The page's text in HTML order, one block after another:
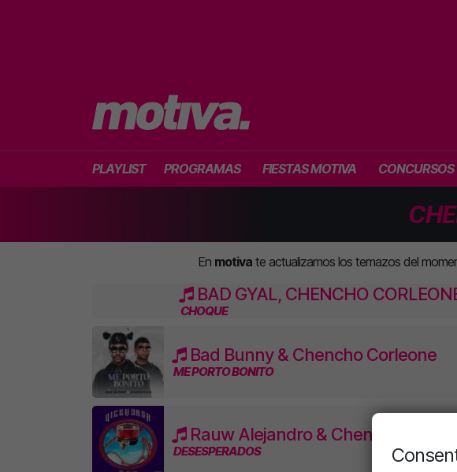
PLAYLIST PROGRAMAS FIESTAS MOTIVA CONCURSOS
En motivate actualizamos los temazos del
BAD GYAL, CHENCHO
CHOQUE
Bad Bunny & Chencho Corleone
ME PORTO BONITO
Rauw Alejandro & Chencho
DESESPERADOS